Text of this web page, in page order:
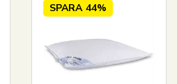
SPARA 44%